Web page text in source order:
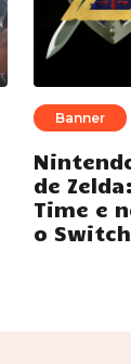
Banner
de
Time e
o